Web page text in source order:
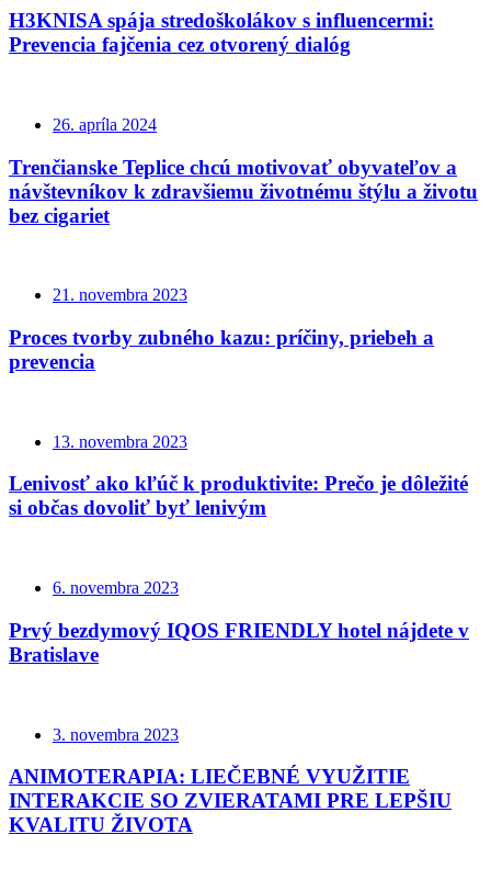
H3KNISA spája stredoškolákov s influencermi:
Prevencia fajčenia cez otvorený dialóg
26. apríla 2024
Trenčianske Teplice chcú motivovať obyvateľov a
návštevníkov k zdravšiemu životnému štýlu a životu
bez cigariet
21. novembra 2023
Proces tvorby zubného kazu: príčiny, priebeh a
prevencia
13. novembra 2023
Lenivosť ako kľúč k produktivite: Prečo je dôležité
si občas dovoliť byť lenivým
6. novembra 2023
Prvý bezdymový IQOS FRIENDLY hotel nájdete v
Bratislave
3. novembra 2023
ANIMOTERAPIA: LIEČEBNÉ VYUŽITIE
INTERAKCIE SO ZVIERATAMI PRE LEPŠIU
KVALITU ŽIVOTA